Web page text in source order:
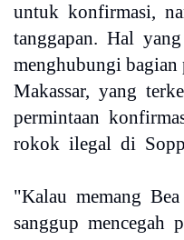
untuk konfirmasi,
tanggapan. Hal
menghubungi
Makassar, yang
permintaan
rokok ilegal di
"Kalau memang
sanggup mencegah